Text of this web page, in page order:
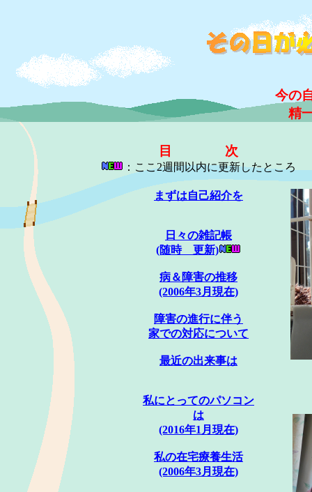
今の
精
目 次
：ここ2週間以内に更新したところ
まずは自己紹介を
日々の雑記帳
(随時 更新)
病＆障害の推移
(2006年3月現在)
障害の進行に伴う
家での対応について
最近の出来事は
私にとってのパソコン
は
(2016年1月現在)
私の在宅療養生活
(2006年3月現在)